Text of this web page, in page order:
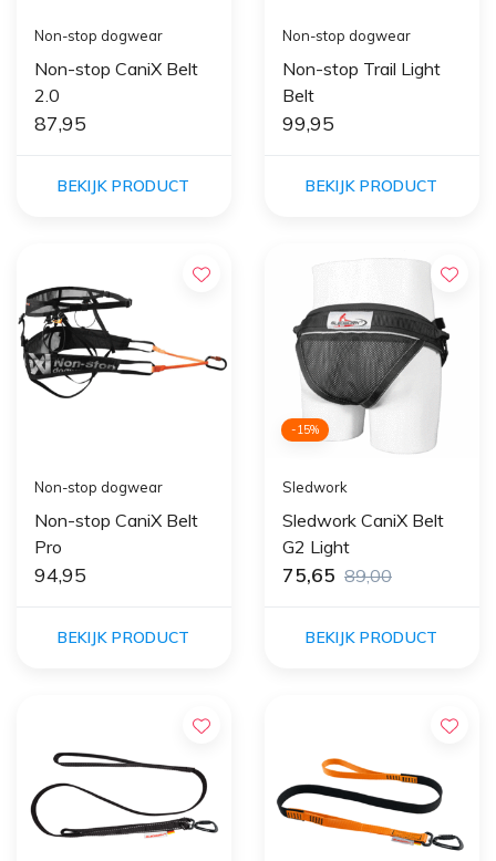
Non-stop dogwear
Non-stop CaniX Belt
2.0
87,95
BEKIJK PRODUCT
Non-stop dogwear
Non-stop Trail Light
Belt
99,95
BEKIJK PRODUCT
Non-stop dogwear
Non-stop CaniX Belt
Pro
94,95
BEKIJK PRODUCT
-15%
Sledwork
Sledwork CaniX Belt
G2 Light
75,65 89,00
BEKIJK PRODUCT